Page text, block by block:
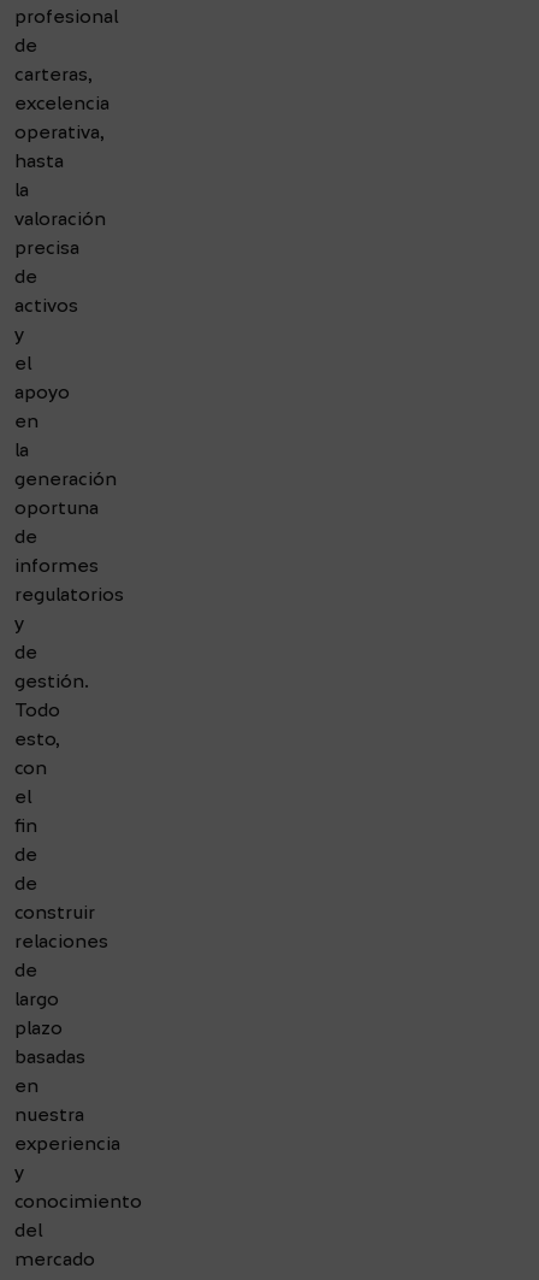
profesional
de
carteras,
excelencia
operativa,
hasta
la
valoración
precisa
de
activos
y
el
apoyo
en
la
generación
oportuna
de
informes
regulatorios
y
de
gestión.
Todo
esto,
con
el
fin
de
de
construir
relaciones
de
largo
plazo
basadas
en
nuestra
experiencia
y
conocimiento
del
mercado